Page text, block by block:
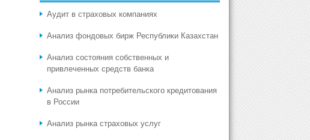
Аудит в страховых компаниях
Анализ фондовых бирж Республики Казахстан
Анализ состояния собственных и
привлеченных средств банка
Анализ рынка потребительского кредитования
в России
Анализ рынка страховых услуг